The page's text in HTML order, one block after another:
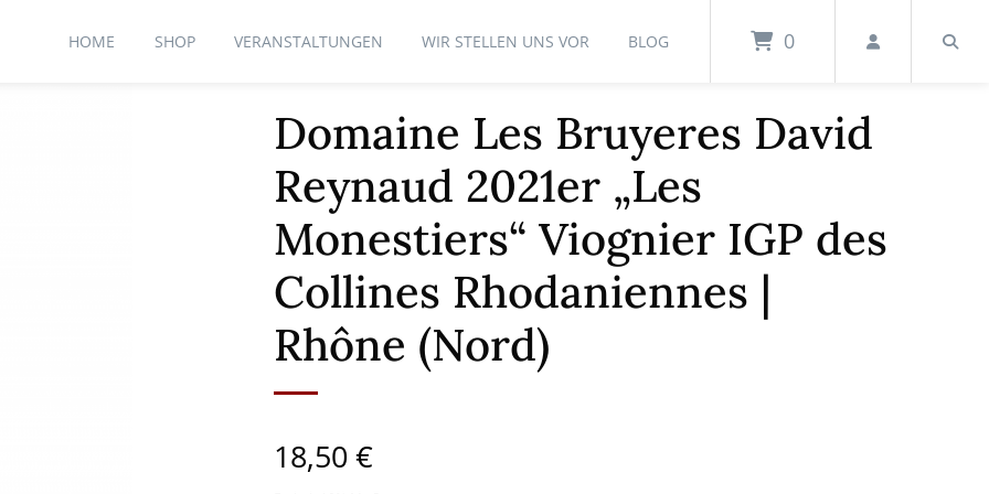
HOME SHOP VERANSTALTUNGEN WIR STELLEN UNS VOR BLOG 0
Domaine Les Bruyeres David
Reynaud 2021er „Les
Monestiers“ Viognier IGP des
Collines Rhodaniennes |
Rhône (Nord)
18,50 €